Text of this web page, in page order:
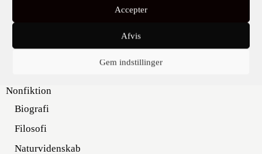
Accepter
Afvis
Gem indstillinger
Krimi
Nonfiktion
Biografi
Filosofi
Naturvidenskab